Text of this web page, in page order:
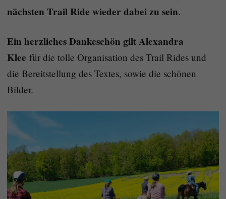
nächsten Trail Ride wieder dabei zu sein.
Ein herzliches Dankeschön gilt Alexandra
Klee für die tolle Organisation des Trail Rides und
die Bereitstellung des Textes, sowie die schönen
Bilder.